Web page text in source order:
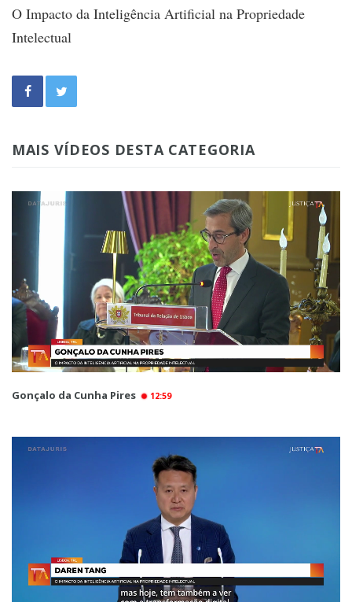
O Impacto da Inteligência Artificial na Propriedade
Intelectual
MAIS VÍDEOS DESTA CATEGORIA
Gonçalo da Cunha Pires 12:59